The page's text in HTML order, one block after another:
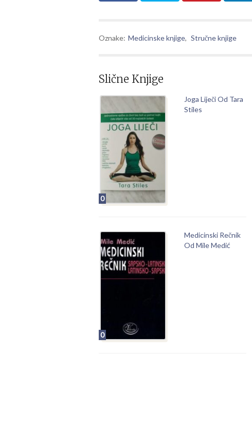
Oznake: Medicinske knjige, Stručne knjige
Slične Knjige
0
Joga Liječi Od Tara
Stiles
0
Medicinski Rečnik
Od Mile Medić